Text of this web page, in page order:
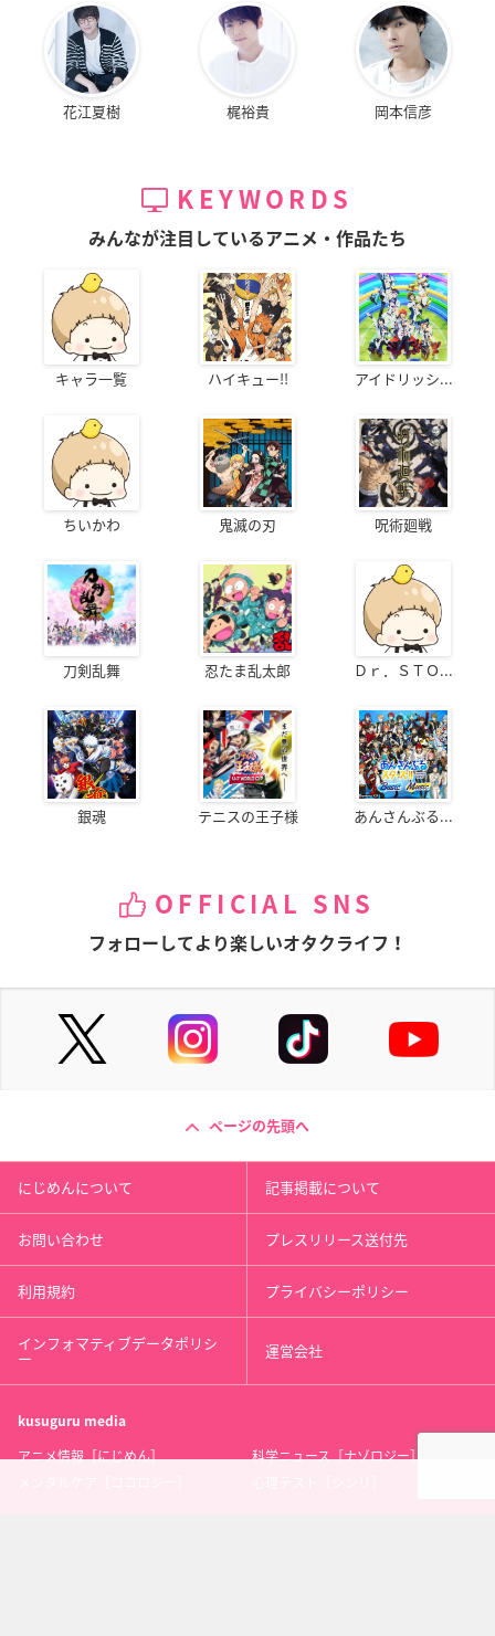
花江夏樹 梶裕貴 岡本信彦
KEYWORDS
みんなが注目しているアニメ・作品たち
キャラ一覧 ハイキュー!! アイドリッシ...
ちいかわ 鬼滅の刃 呪術廻戦
刀剣乱舞 忍たま乱太郎 Ｄｒ．ＳＴＯ...
銀魂 テニスの王子様 あんさんぶる...
OFFICIAL SNS
フォローしてより楽しいオタクライフ！
ページの先頭へ
にじめんについて 記事掲載について
お問い合わせ プレスリリース送付先
利用規約 プライバシーポリシー
インフォマティブデータポリシ
ー 運営会社
kusuguru media
アニメ情報［にじめん］
科学ニュース［ナゾロジー］